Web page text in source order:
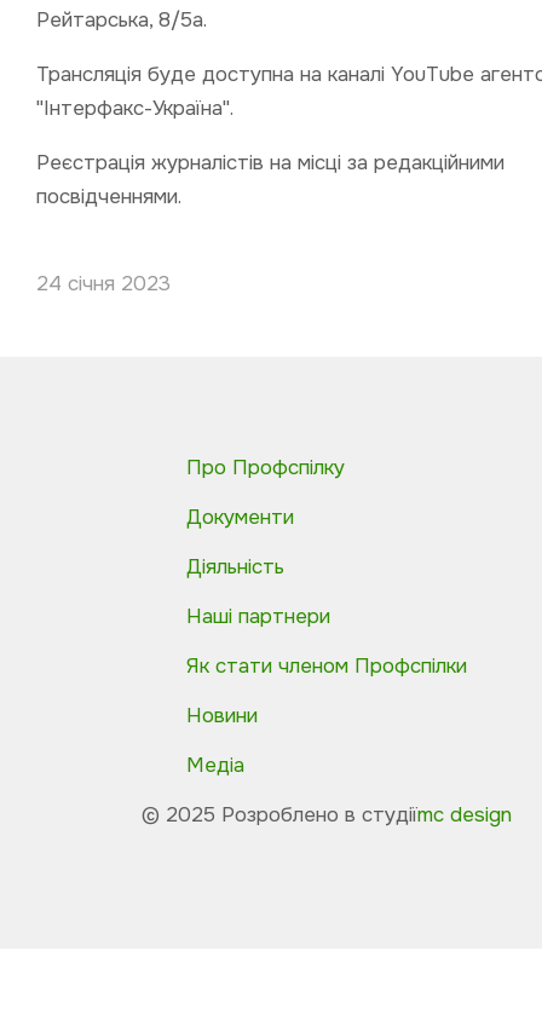
Рейтарська, 8/5а.
Трансляція буде доступна на каналі YouTube
"Інтерфакс-Україна".
Реєстрація журналістів на місці за редакційними
посвідченнями.
24 січня 2023
Про Профспілку
Документи
Діяльність
Наші партнери
Як стати членом Профспілки
Новини
Медіа
© 2025 Розроблено в студіїmc design